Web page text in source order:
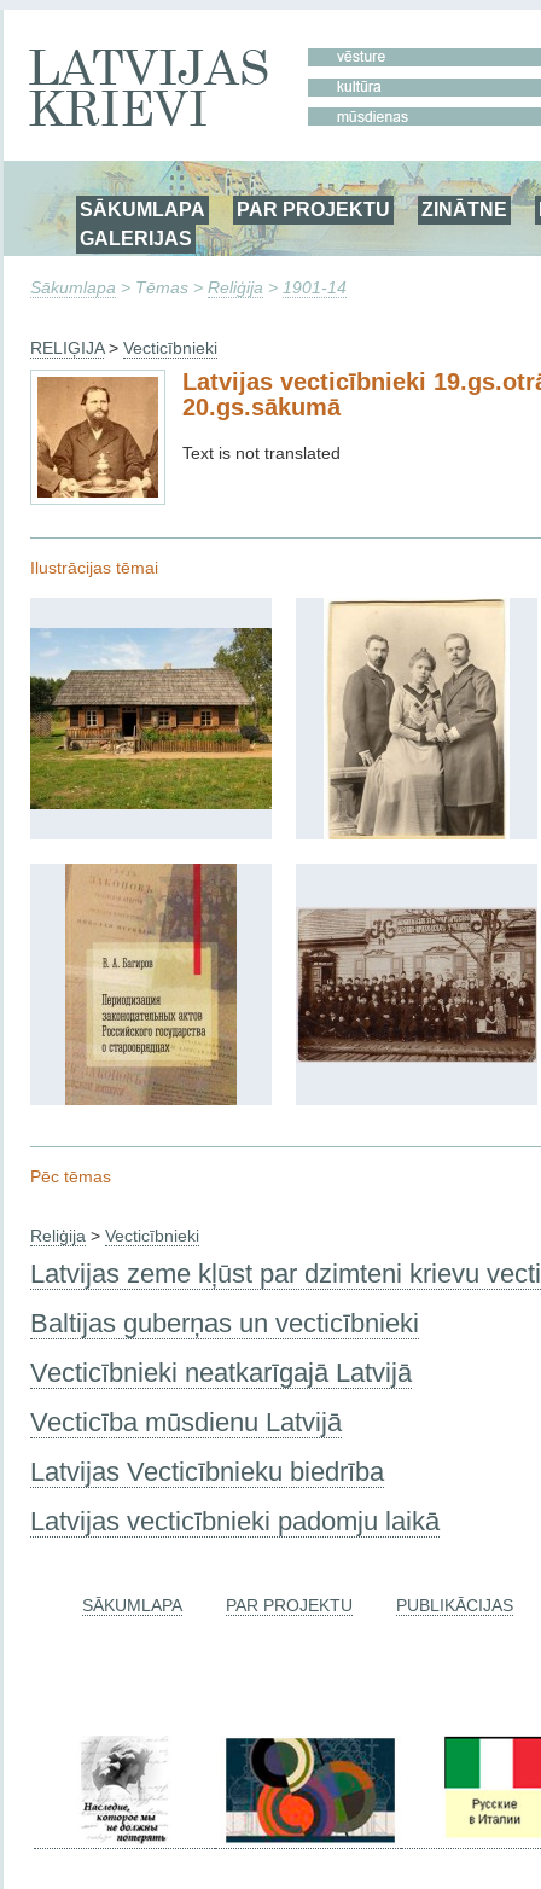
SĀKUMLAPA PAR PROJEKTU ZINĀTNE
GALERIJAS
Sākumlapa > Tēmas > Reliģija > 1901-14
RELIĢIJA> Vecticībnieki
Latvijas vecticībnieki
20.gs.sākumā
Text is not translated
Ilustrācijas tēmai
Pēc tēmas
Reliģija > Vecticībnieki
Latvijas zeme kļūst par dzimteni krievu
Baltijas guberņas un vecticībnieki
Vecticībnieki neatkarīgajā Latvijā
Vecticība mūsdienu Latvijā
Latvijas Vecticībnieku biedrība
Latvijas vecticībnieki padomju laikā
SĀKUMLAPA PAR PROJEKTU PUBLIKĀCIJAS